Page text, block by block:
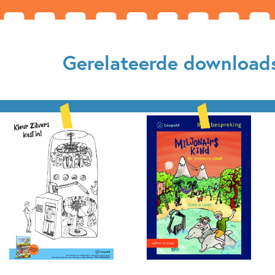
Gerelateerde